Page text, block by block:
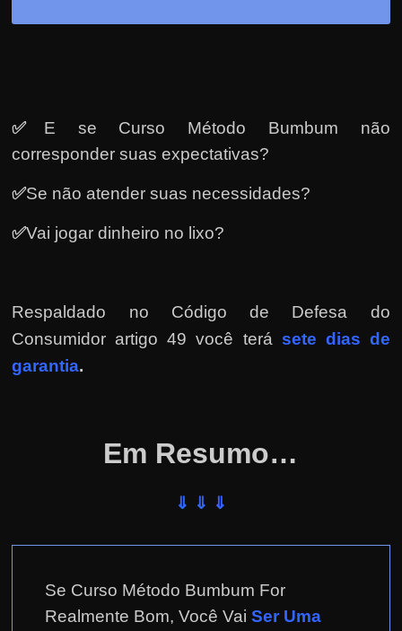
r
?
M
s
c
o
?
✅ E se Curso Método Bumbum não
corresponder suas expectativas?
✅Se não atender suas necessidades?
✅Vai jogar dinheiro no lixo?
Respaldado no Código de Defesa do
Consumidor artigo 49 você terá sete dias de
garantia.
Em Resumo…
⇓ ⇓ ⇓
Se Curso Método Bumbum For
Realmente Bom, Você Vai Ser Uma